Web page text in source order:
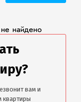
найдено
вам и
квартиры